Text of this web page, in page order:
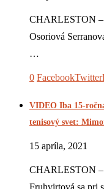
CHARLESTON –
Osoriová
…
0 FacebookTwitter
VIDEO Iba 15-
tenisový svet:
15 apríla, 2021
CHARLESTON –
Fruhvirtová sa pri